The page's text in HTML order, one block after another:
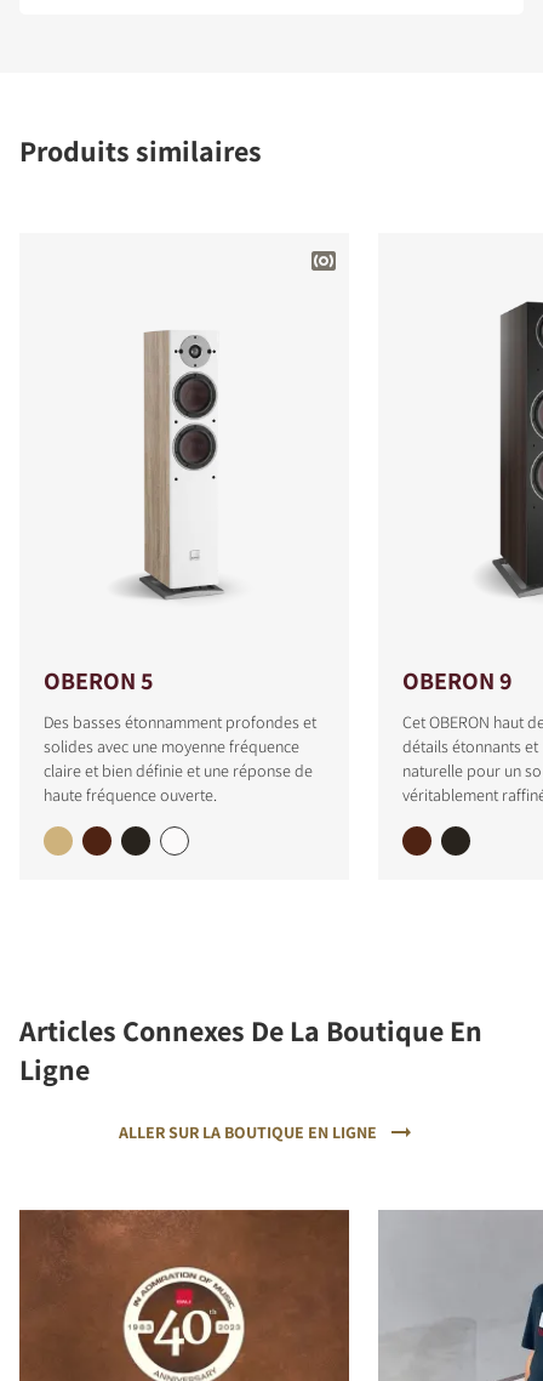
Produits similaires
OBERON 5
Des basses étonnamment profondes et
solides avec une moyenne fréquence
claire et bien définie et une réponse de
haute fréquence ouverte.
OBERON 9
Cet OBERON haut
détails étonnants et
naturelle pour un
véritablement
Articles Connexes De La Boutique En
Ligne
ALLER SUR LA BOUTIQUE EN LIGNE